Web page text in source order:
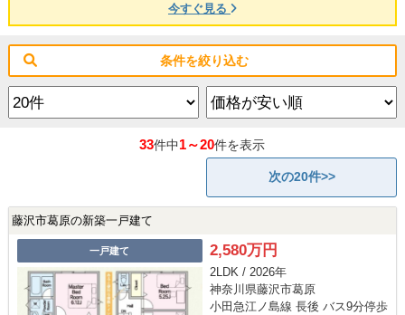
今すぐ見る
条件を絞り込む
33件中1～20件を表示
次の20件>>
藤沢市葛原の新築一戸建て
一戸建て 2,580万円
2LDK / 2026年
神奈川県藤沢市葛原
小田急江ノ島線 長後 バス9分停歩